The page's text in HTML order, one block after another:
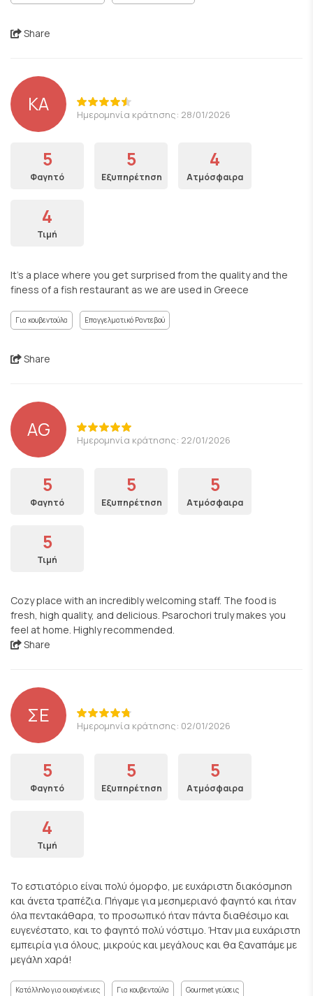
Share
KA Ημερομηνία κράτησης: 28/01/2026
5
Φαγητό
5
Εξυπηρέτηση
4
Ατμόσφαιρα
4
Τιμή
It’s a place where you get surprised from the quality and the
finess of a fish restaurant as we are used in Greece
Για κουβεντούλα Επαγγελματικό Ραντεβού
Share
AG Ημερομηνία κράτησης: 22/01/2026
5
Φαγητό
5
Εξυπηρέτηση
5
Ατμόσφαιρα
5
Τιμή
Cozy place with an incredibly welcoming staff. The food is
fresh, high quality, and delicious. Psarochori truly makes you
feel at home. Highly recommended.
Share
ΣΕ Ημερομηνία κράτησης: 02/01/2026
5
Φαγητό
5
Εξυπηρέτηση
5
Ατμόσφαιρα
4
Τιμή
Το εστιατόριο είναι πολύ όμορφο, με ευχάριστη διακόσμηση
και άνετα τραπέζια. Πήγαμε για μεσημεριανό φαγητό και ήταν
όλα πεντακάθαρα, το προσωπικό ήταν πάντα διαθέσιμο και
ευγενέστατο, και το φαγητό πολύ νόστιμο. Ήταν μια ευχάριστη
εμπειρία για όλους, μικρούς και μεγάλους και θα ξαναπάμε με
μεγάλη χαρά!
Κατάλληλο για οικογένειες Για κουβεντούλα Gourmet γεύσεις